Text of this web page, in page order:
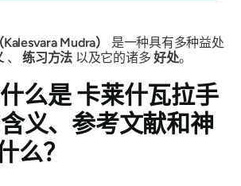
Mudra）
是一种具有多种益处
、练习方法 以及它的诸多好处。
么是卡莱什瓦拉手
义、参考文献和神
么？